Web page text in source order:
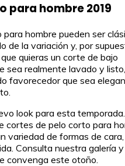
para hombre 2019
hombre pueden ser
de la variación y, por
quieras un corte de bajo
sea realmente lavado y
favorecedor que sea
look para esta
cortes de pelo corto para
variedad de formas de
Consulta nuestra galería
convenga este otoño.